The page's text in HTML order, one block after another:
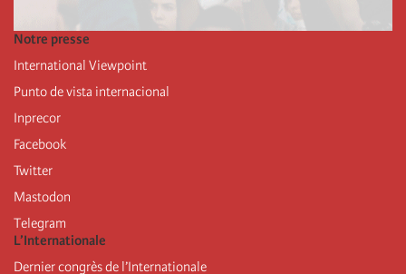
Notre presse
International Viewpoint
Punto de vista internacional
Inprecor
Facebook
Twitter
Mastodon
Telegram
L’Internationale
Dernier congrès de l’Internationale